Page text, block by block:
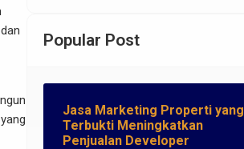
Popular Post
Jasa Marketing Properti yang
Terbukti Meningkatkan
Penjualan Developer